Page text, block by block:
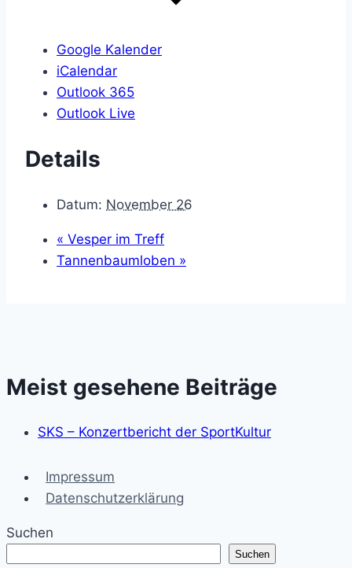
Google Kalender
iCalendar
Outlook 365
Outlook Live
Details
Datum: November 26
« Vesper im Treff
Tannenbaumloben »
Meist gesehene Beiträge
SKS – Konzertbericht der SportKultur
Impressum
Datenschutzerklärung
Suchen
Suchen